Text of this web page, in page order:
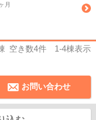
月
空き数4件 1-4棟表示
お問い合わせ